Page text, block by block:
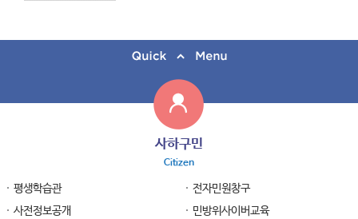
사하구민
Citizen
평생학습관
전자민원창구
사전정보공개
민방위사이버교육